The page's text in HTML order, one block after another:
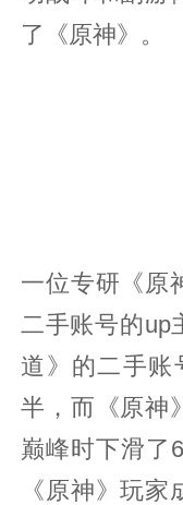
了《原神》。
一位专研《原
二手账号的up
道》的二手账
半，而《原神
巅峰时下滑了
《原神》玩